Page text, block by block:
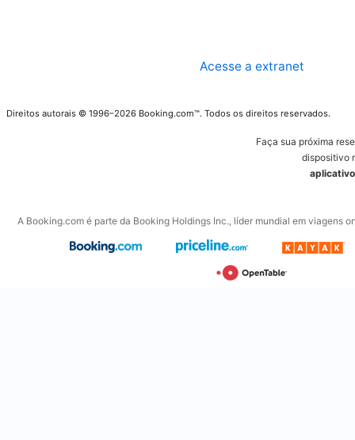
Acesse a extranet
Direitos autorais © 1996–2026 Booking.com™. Todos os direitos reservados.
Faça sua próxima
dispositivo
A Booking.com é parte da Booking Holdings Inc., líder mundial em viagens